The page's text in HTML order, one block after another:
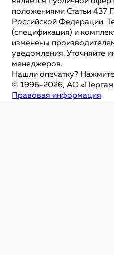
положениями Статьи 437
Российской Федерации.
(спецификация) и
изменены
уведомления. Уточняйте
менеджеров.
Нашли опечатку?
© 1996-2026, АО
Правовая информация